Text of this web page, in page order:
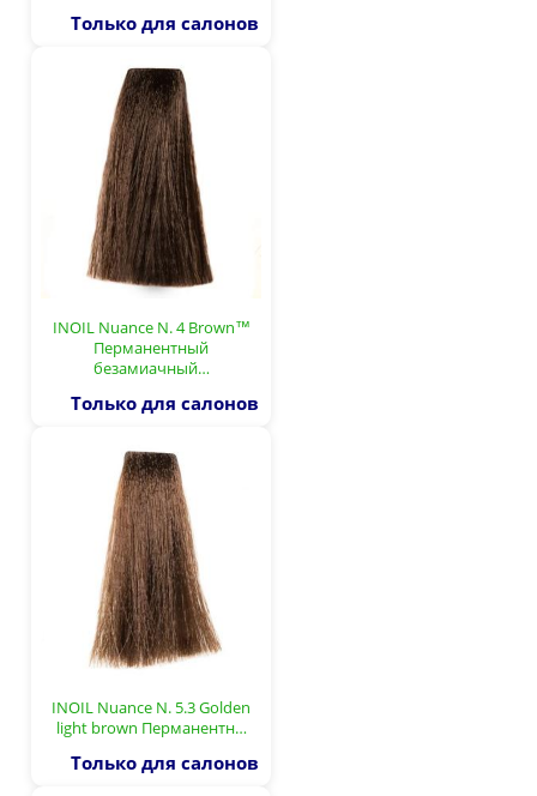
Только для салонов
INOIL Nuance N. 4 Brown™
Перманентный
безамиачный…
Только для салонов
INOIL Nuance N. 5.3 Golden
light brown Перманентн…
Только для салонов